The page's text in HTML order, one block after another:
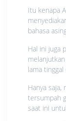
Itu kenapa
bahasa
Hal ini juga
lama
Hanya saja,
tersumpah
saat ini